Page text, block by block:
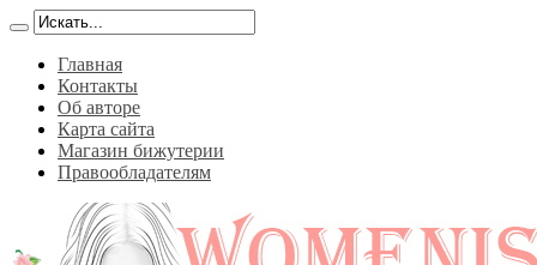
Главная
Контакты
Об авторе
Карта сайта
Магазин бижутерии
Правообладателям